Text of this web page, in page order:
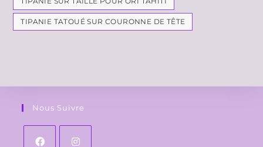
TIPANIE TATOUÉ SUR COURONNE DE TÊTE
Nous Suivre